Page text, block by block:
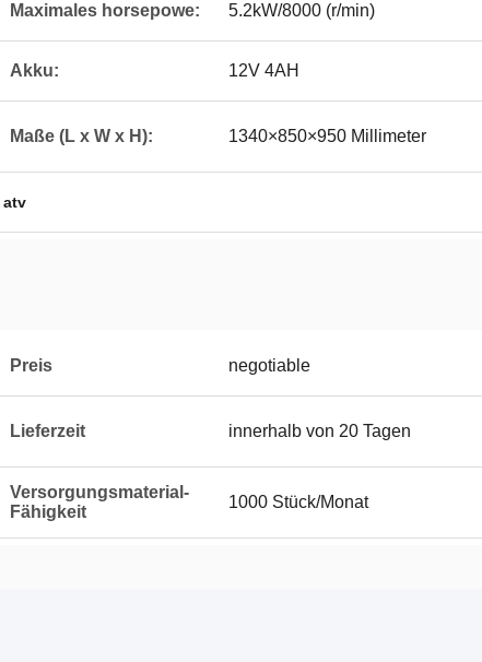
Maximales horsepowe: 5.2kW/8000 (r/min)
Akku: 12V 4AH
Maße (L x W x H): 1340×850×950 Millimeter
atv
Preis negotiable
Lieferzeit innerhalb von 20 Tagen
Versorgungsmaterial-
Fähigkeit
1000 Stück/Monat